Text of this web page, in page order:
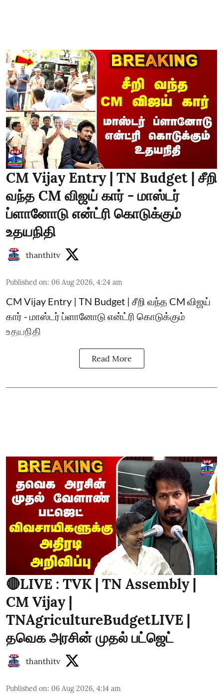
CM Vijay Entry | TN Budget | சீறி
வந்த CM விஜய் கார் - மாஸ்டர்
ப்ளானோடு என்ட்ரி கொடுக்கும்
உதயநிதி
thanthitv
Published on: 06 Aug 2026, 4:24 am
CM Vijay Entry | TN Budget | சீறி வந்த CM விஜய்
கார் - மாஸ்டர் ப்ளானோடு என்ட்ரி கொடுக்கும்
உதயநிதி
Read More
🔴LIVE : TVK | TN Assembly |
CM Vijay |
TNAgricultureBudgetLIVE |
தவெக அரசின் முதல் பட்ஜெட்
thanthitv
Published on: 06 Aug 2026, 4:14 am